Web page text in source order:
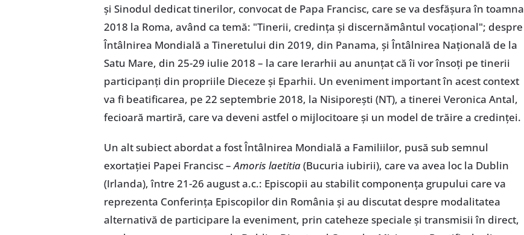
și Sinodul dedicat tinerilor, convocat de Papa Francisc, care se va desfășura în toamna
2018 la Roma, având ca temă: "Tinerii, credința și discernământul vocațional"; despre
Întâlnirea Mondială a Tineretului din 2019, din Panama, și Întâlnirea Națională de la
Satu Mare, din 25-29 iulie 2018 – la care Ierarhii au anunțat că îi vor însoți pe tinerii
participanți din propriile Dieceze și Eparhii. Un eveniment important în acest context
va fi beatificarea, pe 22 septembrie 2018, la Nisiporești (NT), a tinerei Veronica Antal,
fecioară martiră, care va deveni astfel o mijlocitoare și un model de trăire a credinței.
Un alt subiect abordat a fost Întâlnirea Mondială a Familiilor, pusă sub semnul
exortației Papei Francisc –Amoris laetitia(Bucuria iubirii), care va avea loc la Dublin
(Irlanda), între 21-26 august a.c.: Episcopii au stabilit componența grupului care va
reprezenta Conferința Episcopilor din România și au discutat despre modalitatea
alternativă de participare la eveniment, prin cateheze speciale și transmisii în direct,